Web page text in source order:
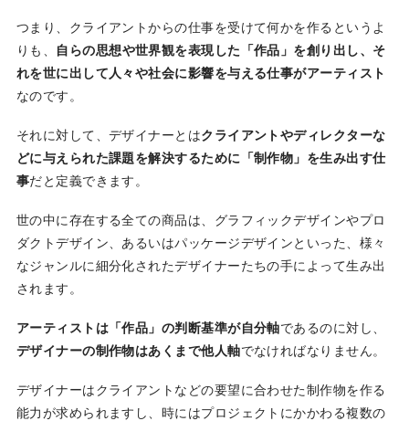
つまり、クライアントからの仕事を受けて何かを作るというよ
りも、
自らの思想や世界観を表現した「作品」を創り出し、そ
れを世に出して人々や社会に影響を与える仕事がアーティスト
なのです。
それに対して、デザイナーとはクライアントやディレクターな
どに与えられた課題を解決するために「制作物」を生み出す仕
事だと定義できます。
世の中に存在する全ての商品は、グラフィックデザインやプロ
ダクトデザイン、あるいはパッケージデザインといった、様々
なジャンルに細分化されたデザイナーたちの手によって生み出
されます。
アーティストは「作品」の判断基準が自分軸であるのに対し、
デザイナーの制作物はあくまで他人軸でなければなりません。
デザイナーはクライアントなどの要望に合わせた制作物を作る
能力が求められますし、時にはプロジェクトにかかわる複数の